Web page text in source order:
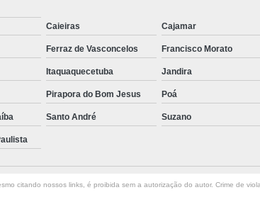
Caieiras Cajamar
Ferraz de Vasconcelos Francisco Morato
Itaquaquecetuba Jandira
Pirapora do Bom Jesus Poá
Santo André Suzano
citando nossos links, é proibida sem a autorização do autor. Crime de